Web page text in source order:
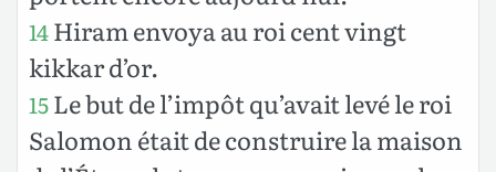
14Hiram envoya au roi cent vingt
kikkar d’or.
15Le but de l’impôt qu’avait levé le roi
Salomon était de construire la maison